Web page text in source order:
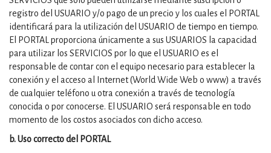
registro del USUARIO y/o pago de un precio y los cuales el PORTAL
identificará para la utilización del USUARIO de tiempo en tiempo.
El PORTAL proporciona únicamente a sus USUARIOS la capacidad
para utilizar los SERVICIOS por lo que el USUARIO es el
responsable de contar con el equipo necesario para establecer la
conexión y el acceso al Internet (World Wide Web o www) a través
de cualquier teléfono u otra conexión a través de tecnología
conocida o por conocerse. El USUARIO será responsable en todo
momento de los costos asociados con dicho acceso.
b. Uso correcto del PORTAL